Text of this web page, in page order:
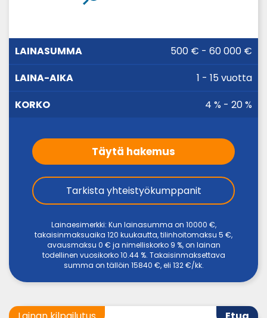
LAINASUMMA KORKO500 € - 60 000 €
1 - 15 vuotta
4 % - 20 %
Täytä hakemus
Tarkista yhteistyökumppanit
Lainaesimerkki: Kun lainasumma on 10000 €,
takaisinmaksuaika 120 kuukautta, tilinhoitomaksu 5 €,
avausmaksu 0 € ja nimelliskorko 9 %, on lainan
todellinen vuosikorko 10.44 %. Takaisinmaksettava
summa on tällöin 15840 €, eli 132 €/kk.